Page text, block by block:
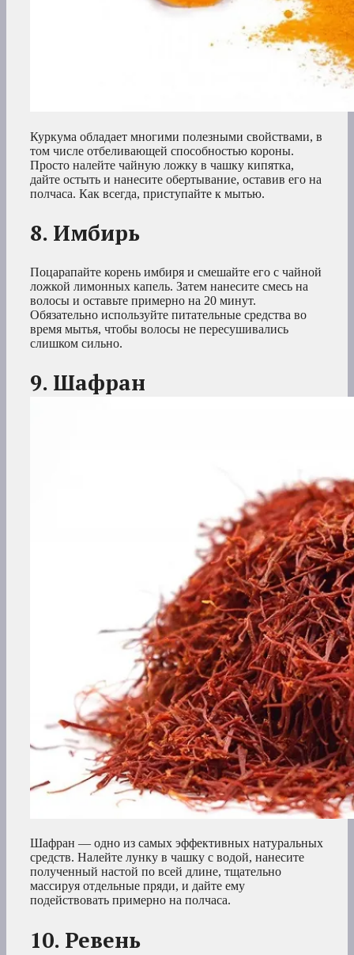
Куркума обладает многими полезными свойствами, в
том числе отбеливающей способностью короны.
Просто налейте чайную ложку в чашку кипятка,
дайте остыть и нанесите обертывание, оставив его на
полчаса. Как всегда, приступайте к мытью.
8. Имбирь
Поцарапайте корень имбиря и смешайте его с чайной
ложкой лимонных капель. Затем нанесите смесь на
волосы и оставьте примерно на 20 минут.
Обязательно используйте питательные средства во
время мытья, чтобы волосы не пересушивались
слишком сильно.
9. Шафран
Шафран — одно из самых эффективных натуральных
средств. Налейте лунку в чашку с водой, нанесите
полученный настой по всей длине, тщательно
массируя отдельные пряди, и дайте ему
подействовать примерно на полчаса.
10. Ревень